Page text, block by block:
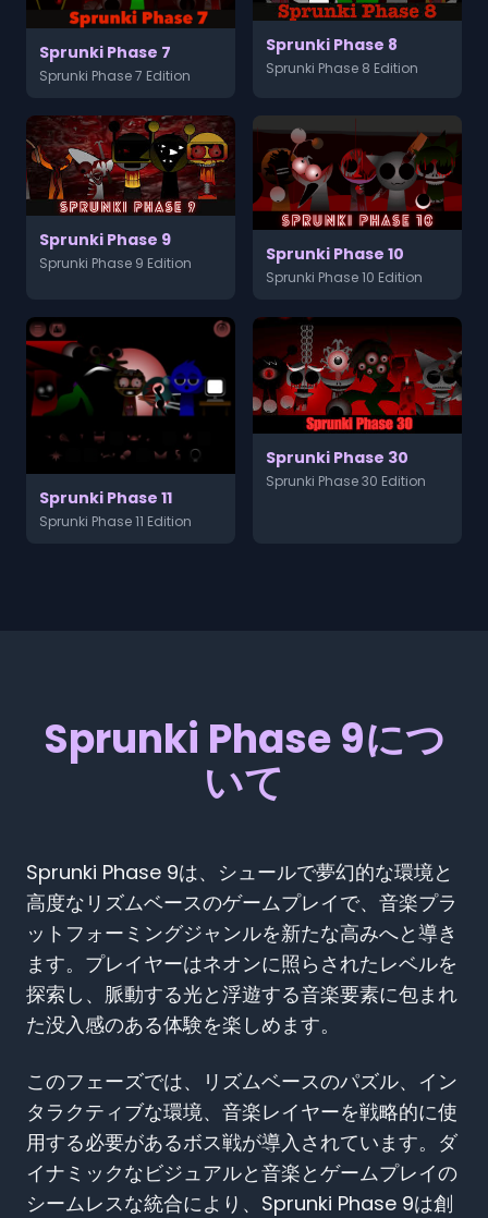
Sprunki Phase 7
Sprunki Phase 7 Edition
Sprunki Phase 8
Sprunki Phase 8 Edition
Sprunki Phase 9
Sprunki Phase 9 Edition Sprunki Phase 10
Sprunki Phase 10 Edition
Sprunki Phase 11
Sprunki Phase 11 Edition
Sprunki Phase 30
Sprunki Phase 30 Edition
Sprunki Phase 9につ
いて
Sprunki Phase 9は、シュールで夢幻的な環境と
高度なリズムベースのゲームプレイで、音楽プラ
ットフォーミングジャンルを新たな高みへと導き
ます。プレイヤーはネオンに照らされたレベルを
探索し、脈動する光と浮遊する音楽要素に包まれ
た没入感のある体験を楽しめます。
このフェーズでは、リズムベースのパズル、イン
タラクティブな環境、音楽レイヤーを戦略的に使
用する必要があるボス戦が導入されています。ダ
イナミックなビジュアルと音楽とゲームプレイの
シームレスな統合により、Sprunki Phase 9は創